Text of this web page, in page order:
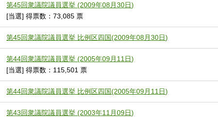
第45回衆議院議員選挙 (2009年08月30日)
[当選] 得票数：73,085 票
第45回衆議院議員選挙 比例区四国(2009年08月30日)
第44回衆議院議員選挙 (2005年09月11日)
[当選] 得票数：115,501 票
第44回衆議院議員選挙 比例区四国(2005年09月11日)
第43回衆議院議員選挙 (2003年11月09日)